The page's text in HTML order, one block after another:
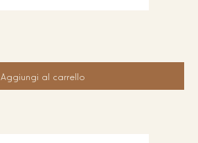
Aggiungi al carrello